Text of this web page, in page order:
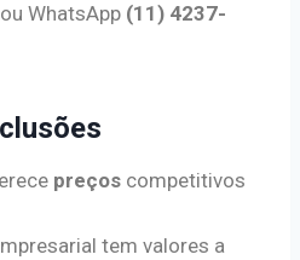
ou WhatsApp (11) 4237-
preços competitivos
tem valores a